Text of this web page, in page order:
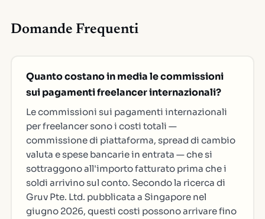
Domande Frequenti
Quanto costano in media le commissioni
sui pagamenti freelancer internazionali?
Le commissioni sui pagamenti internazionali
per freelancer sono i costi totali —
commissione di piattaforma, spread di cambio
valuta e spese bancarie in entrata — che si
sottraggono all'importo fatturato prima che i
soldi arrivino sul conto. Secondo la ricerca di
Gruv Pte. Ltd. pubblicata a Singapore nel
giugno 2026, questi costi possono arrivare fino